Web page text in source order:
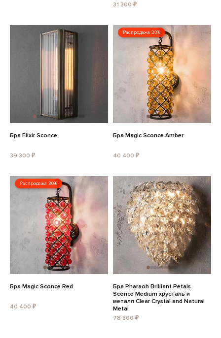
31 300 ₽
Бра Elixir Sconce
39 300 ₽
Распродажа 30%
Бра Magic Sconce Amber
40 400 ₽
Распродажа 30%
Бра Magic Sconce Red
40 400 ₽
Бра Pharaoh Brilliant Petals
Sconce Medium хрусталь и
металл Clear Crystal and Natural
Metal
78 300 ₽